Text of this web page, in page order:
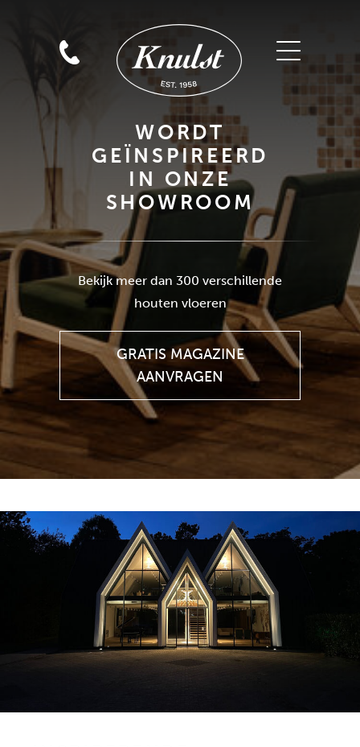
WORDT
GEÏNSPIREERD
IN ONZE
SHOWROOM
Bekijk meer dan 300 verschillende
houten vloeren
GRATIS MAGAZINE
AANVRAGEN
GRATIS MAGAZINE
AANVRAGEN